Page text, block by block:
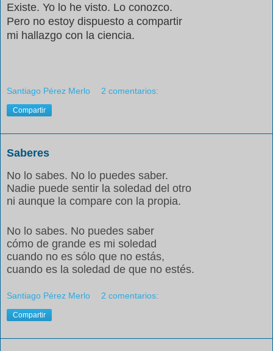
Existe. Yo lo he visto. Lo conozco.
Pero no estoy dispuesto a compartir
mi hallazgo con la ciencia.
Santiago Pérez Merlo 2 comentarios:
Compartir
Saberes
No lo sabes. No lo puedes saber.
Nadie puede sentir la soledad del otro
ni aunque la compare con la propia.
No lo sabes. No puedes saber
cómo de grande es mi soledad
cuando no es sólo que no estás,
cuando es la soledad de que no estés.
Santiago Pérez Merlo 2 comentarios:
Compartir